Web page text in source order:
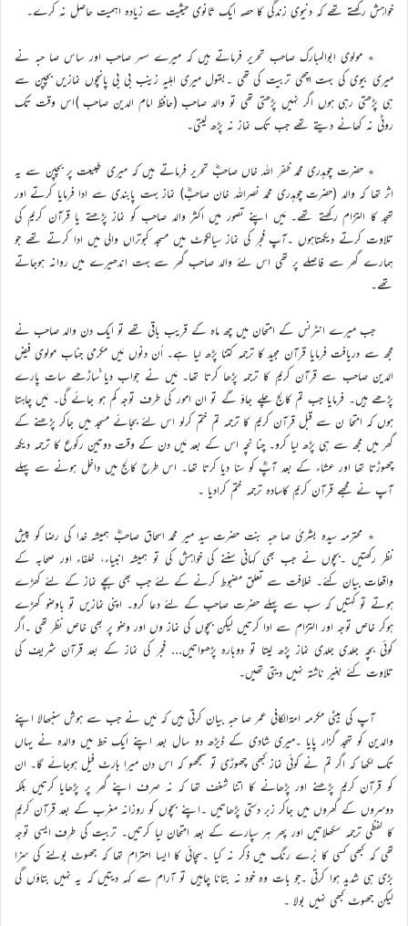
خواہش رکھتے تھے کہ دنیوی زندگی کا حصہ ایک ثانوی حیثیت سے زیادہ اہمیت حاصل نہ کرے۔
٭ مولوی ابوالمبارک صاحب تحریر فرماتے ہیں کہ میرے سسر صاحب اور ساس صا حبہ نے
میری بیوی کی بہت اچھی تربیت کی تھی ۔بقول میری اہلیہ زینب بی بی پانچوں نمازیں بچپن سے
ہی پڑھتی رہی ہوں اگر نہیں پڑھتی تھی تو والد صاحب (حافظ امام الدین صاحب )اس وقت تک
روٹی نہ کھانے دیتے تھے جب تک نماز نہ پڑھ لیتی۔
٭ حضرت چوہدری محمد ظفر اللہ خاں صاحبؓ تحریر فرماتے ہیں کہ میری طبیعت پر بچپن سے یہ
اثر تھا کہ والد (حضرت چوہدری محمد نصراللہ خان صاحبؓ) نماز بہت پابندی سے ادا فرمایا کرتے اور
تہجد کا التزام رکھتے تھے۔ مَیں اپنے تصور میں اکثر والد صاحب کو نماز پڑھتے یا قرآن کریم کی
تلاوت کرتے دیکھتاہوں ۔آپ فجر کی نماز سیالکوٹ میں مسجد کبوتراں والی میں ادا کرتے تھے جو
ہمارے گھر سے فاصلے پر تھی اس لئے والد صاحب گھر سے بہت اندھیرے میں روانہ ہوجاتے
تھے۔
جب میرے انٹرنس کے امتحان میں چھ ماہ کے قریب باقی تھے تو ایک دن والد صاحب نے
مجھ سے دریافت فرمایا قرآن مجید کا ترجمہ کتنا پڑھ لیا ہے۔ اُن دنوں مَیں مکرمی جناب مولوی فیض
الدین صاحب سے قرآن کریم کا ترجمہ پڑھا کرتا تھا۔ مَیں نے جواب دیا ساڑھے سات پارے
پڑھے ہیں۔ فرمایا جب تم کالج چلے جاؤ گے تو ان امور کی طرف توجہ کم ہو جائے گی۔ مَیں چاہتا
ہوں کہ امتحا ن سے قبل قرآن کریم کا ترجمہ تم ختم کرلو اس لئے بجائے مسجد میں جاکر پڑھنے کے
گھر میں مجھ سے ہی پڑھ لیا کرو۔ چنا نچہ اس کے بعد مَیں دن کے وقت دوتین رکوع کا ترجمہ دیکھ
چھوڑتا تھا اور عشاء کے بعد آپؓ کو سنا دیا کرتا تھا۔ اس طرح کالج میں داخل ہونے سے پہلے
آپ نے مجھے قرآن کریم کاسادہ ترجمہ ختم کرادیا ۔
٭ محترمہ سیدہ بشریٰ صا حبہ بنت حضرت سید میر محمد اسحاق صاحبؓ ہمیشہ خدا کی رضا کو پیش
نظر رکھتیں ۔بچوں نے جب بھی کہانی سننے کی خواہش کی تو ہمیشہ انبیاء، خلفاء اور صحابہ کے
واقعات بیان کئے۔ خلافت سے تعلق مضبوط کرنے کے لئے جب بھی بچے نماز کے لئے کھڑے
ہوتے تو کہتیں کہ سب سے پہلے حضرت صاحب کے لئے دعا کرو۔ اپنی نمازیں تو باوضو کھڑے
ہوکر خاص توجہ اور التزام سے ادا کرتیں لیکن بچوں کی نماز وں اور وضو پر بھی خاص نظر تھی ۔اگر
کوئی بچہ جلدی جلدی نماز پڑھ لیتا تو دوبارہ پڑھواتیں… فجر کی نماز کے بعد قرآن شریف کی
تلاوت کئے بغیر ناشتہ نہیں دیتی تھیں۔
آپ کی بیٹی مکرمہ امۃالکافی عمر صا حبہ بیان کرتی ہیں کہ مَیں نے جب سے ہوش سنبھالا اپنے
والدین کو تہجد گزار پایا ۔میری شادی کے ڈیڑھ دو سال بعد اپنے ایک خط میں والدہ نے یہاں
تک لکھا کہ اگر تم نے کوئی نماز کبھی چھوڑی تو سمجھو کہ اس دن میرا ہارٹ فیل ہوجائے گا۔ ان
کو قرآن کریم پڑھنے اور پڑھانے کا اتنا شغف تھا کہ نہ صرف اپنے گھر پر پڑھایا کرتیں بلکہ
دوسروں کے گھروں میں جاکر زبر دستی پڑھاتیں ۔اپنے بچوں کو روزانہ مغرب کے بعد قرآن کریم
کا لفظی ترجمہ سکھلاتیں اور پھر ہر سپارے کے بعد امتحان لیا کرتیں۔ تربیت کی طرف ایسی توجہ
تھی کہ کبھی کسی کا بُرے رنگ میں ذکر نہ کیا ۔سچائی کا ایسا احترام تھا کہ جھوٹ بولنے کی سزا
بڑی ہی شدید ہوا کرتی ۔جو بات وہ خود نہ بتانا چاہیں تو آرام سے کہہ دیتیں کہ یہ نہیں بتاؤں گی
لیکن جھوٹ کبھی نہیں بولا ۔